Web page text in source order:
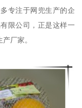
专注于网兜生产的企
限公司，正是这样一
厂家。